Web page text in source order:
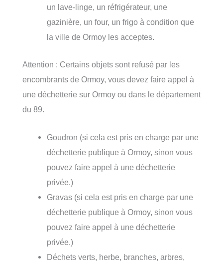
un lave-linge, un réfrigérateur, une
gazinière, un four, un frigo à condition que
la ville de Ormoy les acceptes.
Attention : Certains objets sont refusé par les
encombrants de Ormoy, vous devez faire appel à
une déchetterie sur Ormoy ou dans le département
du 89.
Goudron (si cela est pris en charge par une
déchetterie publique à Ormoy, sinon vous
pouvez faire appel à une déchetterie
privée.)
Gravas (si cela est pris en charge par une
déchetterie publique à Ormoy, sinon vous
pouvez faire appel à une déchetterie
privée.)
Déchets verts, herbe, branches, arbres,